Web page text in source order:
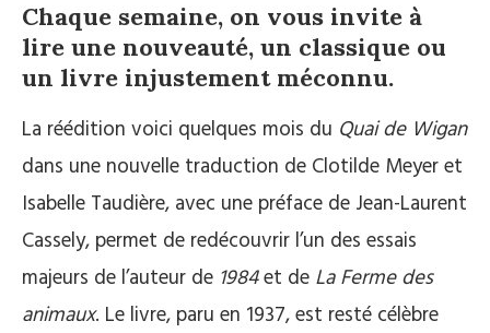
Chaque semaine, on vous invite à
lire une nouveauté, un classique ou
un livre injustement méconnu.
La réédition voici quelques mois du Quai de Wigan
dans une nouvelle traduction de Clotilde Meyer et
Isabelle Taudière, avec une préface de Jean-Laurent
Cassely, permet de redécouvrir l’un des essais
majeurs de l’auteur de 1984et de La Ferme des
animaux. Le livre, paru en 1937, est resté célèbre